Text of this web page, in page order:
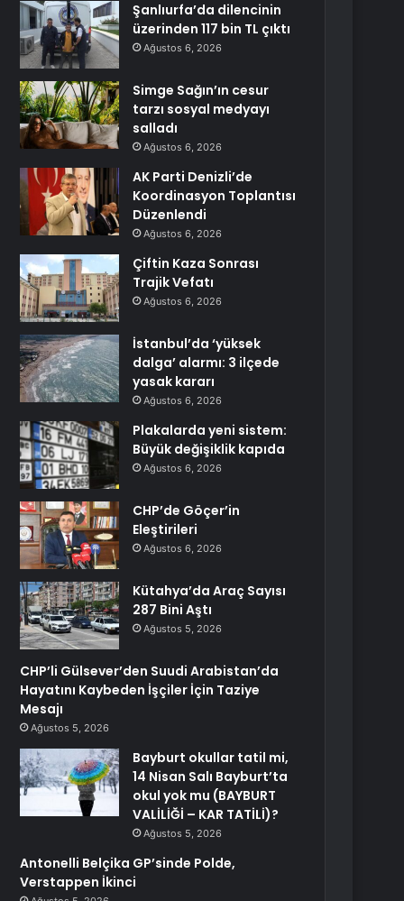
Şanlıurfa’da dilencinin
üzerinden 117 bin TL çıktı
Ağustos 6, 2026
Simge Sağın’ın cesur
tarzı sosyal medyayı
salladı
Ağustos 6, 2026
AK Parti Denizli’de
Koordinasyon Toplantısı
Düzenlendi
Ağustos 6, 2026
Çiftin Kaza Sonrası
Trajik Vefatı
Ağustos 6, 2026
İstanbul’da ‘yüksek
dalga’ alarmı: 3 ilçede
yasak kararı
Ağustos 6, 2026
Plakalarda yeni sistem:
Büyük değişiklik kapıda
Ağustos 6, 2026
CHP’de Göçer’in
Eleştirileri
Ağustos 6, 2026
Kütahya’da Araç Sayısı
287 Bini Aştı
Ağustos 5, 2026
CHP’li Gülsever’den Suudi Arabistan’da
Hayatını Kaybeden İşçiler İçin Taziye
Mesajı
Ağustos 5, 2026
Bayburt okullar tatil mi,
14 Nisan Salı Bayburt’ta
okul yok mu (BAYBURT
VALİLİĞİ – KAR TATİLİ)?
Ağustos 5, 2026
Antonelli Belçika GP’sinde Polde,
Verstappen İkinci